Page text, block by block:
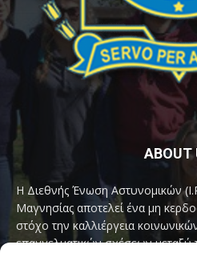
ABOUT
Η Διεθνής Ένωση Αστυνομικών
Μαγνησίας αποτελεί ένα μη
στόχο την καλλιέργεια
επαγγελματικών σχέσεων